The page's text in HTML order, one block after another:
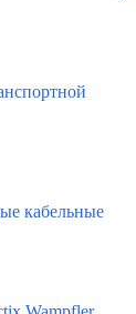
кабельные